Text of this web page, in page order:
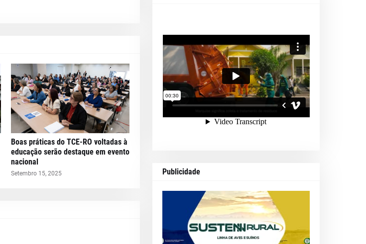
Boas práticas do TCE-RO voltadas à
educação serão destaque em evento
nacional
Setembro 15, 2025 Publicidade